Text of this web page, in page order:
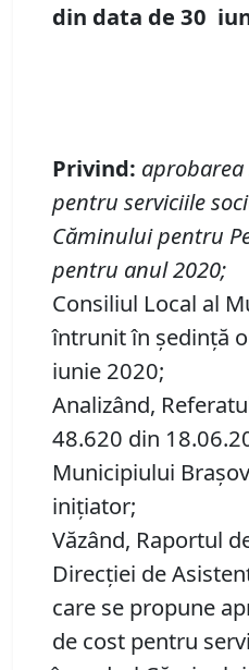
din data de 30
Privind:
pentru serviciile
Căminului pentru
pentru anul 2020;
Consiliul Local al
întrunit în ședință
iunie 2020;
Analizând,
48.620 din
Municipiului
inițiator;
Văzând, Raportul
Direcției de
care se propune
de cost pentru